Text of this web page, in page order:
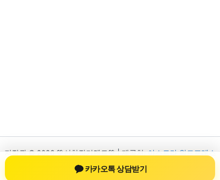
저작권 © 2026 💚신차장기렌트💚 | 제공처:
아스트라 워드프레스
테마
카카오톡 상담받기